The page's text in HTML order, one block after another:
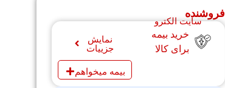
فروشنده
سایت الکترو
خرید بیمه
برای کالا
نمایش
جزییات
بیمه میخواهم